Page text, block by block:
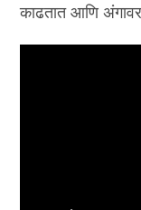
काढतात आणि